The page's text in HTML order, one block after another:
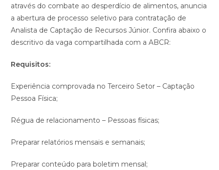
através do combate ao desperdício de alimentos, anuncia
a abertura de processo seletivo para contratação de
Analista de Captação de Recursos Júnior. Confira abaixo o
descritivo da vaga compartilhada com a ABCR:
Requisitos:
Experiência comprovada no Terceiro Setor – Captação
Pessoa Física;
Régua de relacionamento – Pessoas físicas;
Preparar relatórios mensais e semanais;
Preparar conteúdo para boletim mensal;